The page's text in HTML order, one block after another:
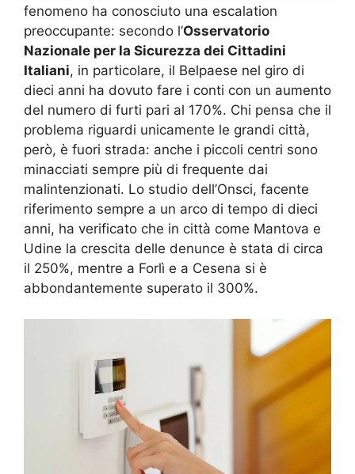
fenomeno ha conosciuto una escalation
preoccupante: secondo l’Osservatorio
Nazionale per la Sicurezza dei Cittadini
Italiani, in particolare, il Belpaese nel giro di
dieci anni ha dovuto fare i conti con un aumento
del numero di furti pari al 170%. Chi pensa che il
problema riguardi unicamente le grandi città,
però, è fuori strada: anche i piccoli centri sono
minacciati sempre più di frequente dai
malintenzionati. Lo studio dell’Onsci, facente
riferimento sempre a un arco di tempo di dieci
anni, ha verificato che in città come Mantova e
Udine la crescita delle denunce è stata di circa
il 250%, mentre a Forlì e a Cesena si è
abbondantemente superato il 300%.